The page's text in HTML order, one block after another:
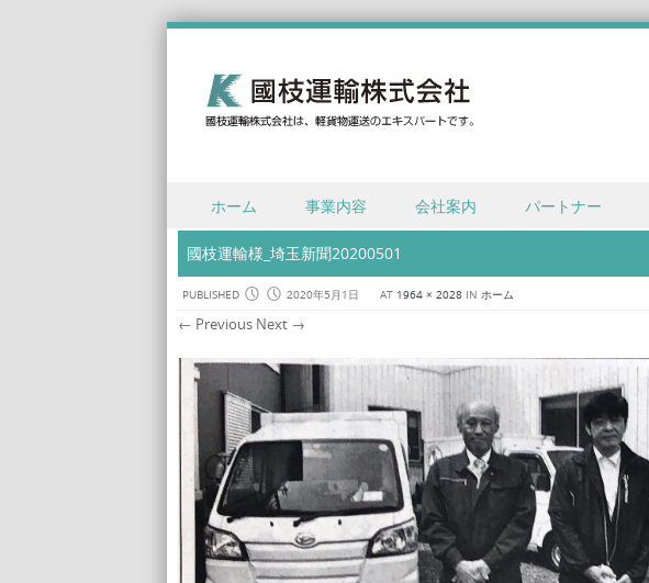
Menu
Skip to content
ホーム 事業内容 会社案内 パートナー
國枝運輸様_埼玉新聞20200501
PUBLISHED 2020年5月1日 AT 1964 × 2028 IN ホーム
← Previous Next →